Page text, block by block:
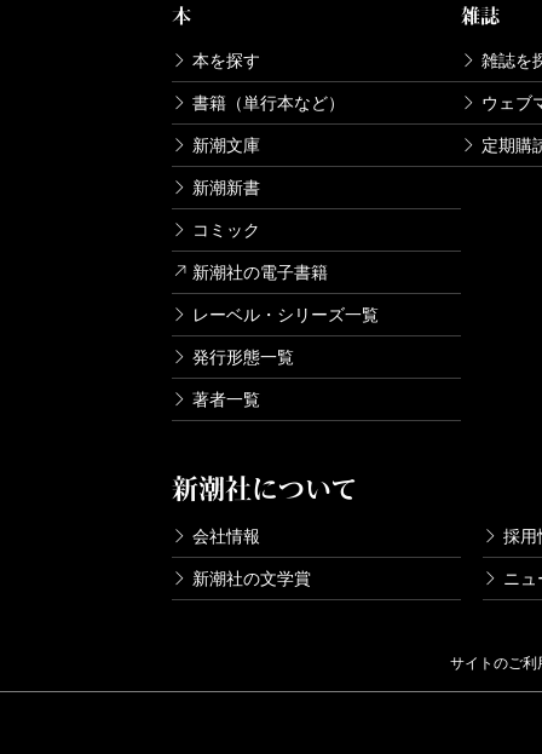
本
本を探す
書籍（単行本など）
新潮文庫
新潮新書
コミック
新潮社の電子書籍
レーベル・シリーズ一覧
発行形態一覧
著者一覧
雑誌
雑誌を
ウェブ
定期購
新潮社について
会社情報 採用
新潮社の文学賞 ニュ
サイトのご利